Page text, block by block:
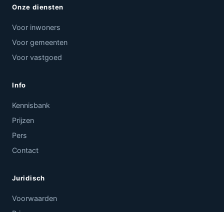
Onze diensten
Voor inwoners
Voor gemeenten
Voor vastgoed
Info
Kennisbank
Prijzen
Pers
Contact
Juridisch
Voorwaarden